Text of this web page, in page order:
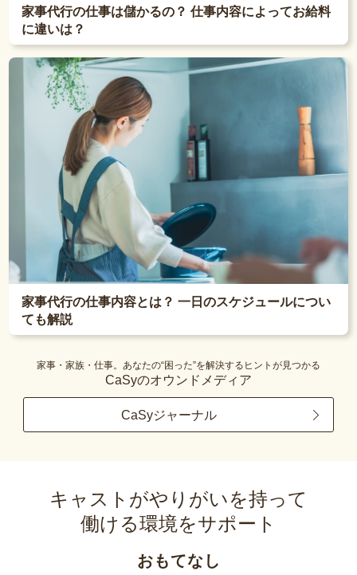
家事代行の仕事は儲かるの？ 仕事内容によってお給料
に違いは？
家事代行の仕事内容とは？ 一日のスケジュールについ
ても解説
家事・家族・仕事。あなたの“困った”を解決するヒントが見つかる
CaSyのオウンドメディア
CaSyジャーナル
キャストがやりがいを持って
働ける環境をサポート
おもてなし